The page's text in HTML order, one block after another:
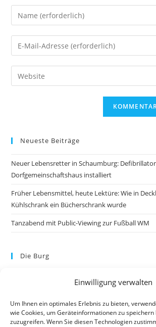
Einwilligung verwalten
Um Ihnen ein optimales Erlebnis zu bieten,
wie Cookies, um Geräteinformationen zu speichern
zuzugreifen. Wenn Sie diesen Technologien
Neueste Beiträge
Neuer Lebensretter in Schaumburg:
Dorfgemeinschaftshaus installiert
Früher Lebensmittel, heute Lektüre: Wie in
Kühlschrank ein Bücherschrank wurde
Tanzabend mit Public-Viewing zur Fußball WM
Die Burg